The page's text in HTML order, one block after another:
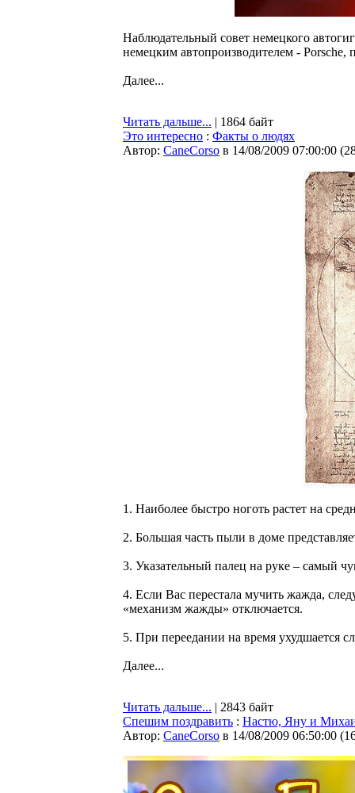
Наблюдательный совет немецкого
немецким автопроизводителем - Porsche,
Далее...
Читать дальше... | 1864 байт
Это интересно : Факты о людях
Автор: CaneCorso в 14/08/2009 07:00:00 (
1. Наиболее быстро ноготь растет на
2. Большая часть пыли в доме
3. Указательный палец на руке – самый
4. Если Вас перестала мучить жажда,
«механизм жажды» отключается.
5. При переедании на время ухудшается
Далее...
Читать дальше... | 2843 байт
Спешим поздравить : Настю, Яну и
Автор: CaneCorso в 14/08/2009 06:50:00 (